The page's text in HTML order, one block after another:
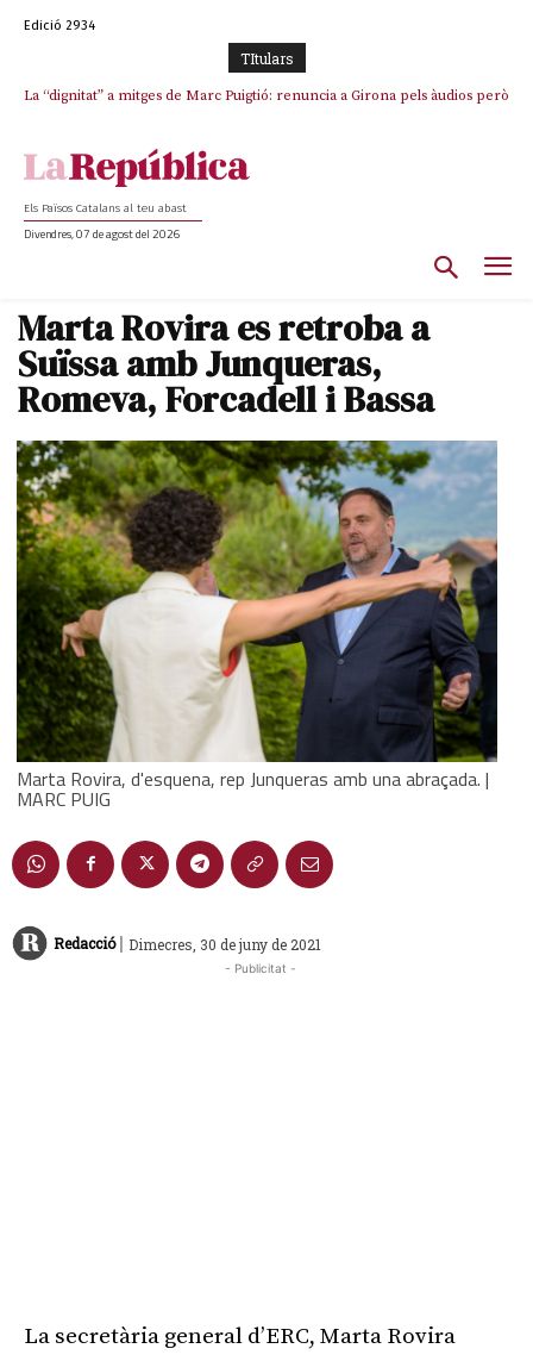
Edició 2934
TItulars
La “dignitat” a mitges de Marc Puigtió: renuncia a Girona pels àudios però
Junts exigeix que Catalunya quedi “fora” del repartiment dels menors
Els Països Catalans al teu abast
Divendres, 07 de agost del 2026
Marta Rovira es retroba a
Suïssa amb Junqueras,
Romeva, Forcadell i Bassa
Marta Rovira, d'esquena, rep Junqueras amb una abraçada. |
MARC PUIG
Redacció | Dimecres, 30 de juny de 2021
- Publicitat -
La secretària general d’ERC, Marta Rovira